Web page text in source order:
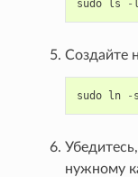
sudo ls - l
Создайте
sudo ln -
нужному